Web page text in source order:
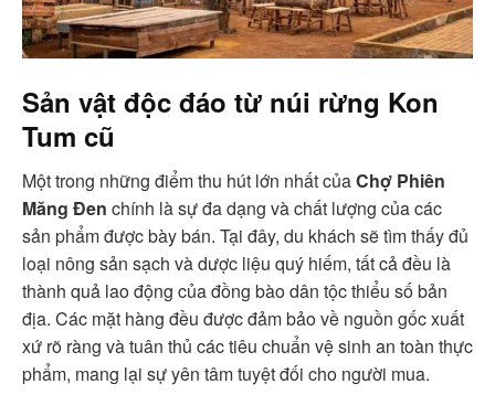
Sản vật độc đáo từ núi rừng Kon
Tum cũ
Một trong những điểm thu hút lớn nhất củaChợ Phiên
Măng Đen chính là sự đa dạng và chất lượng của các
sản phẩm được bày bán. Tại đây, du khách sẽ tìm thấy đủ
loại nông sản sạch và dược liệu quý hiếm, tất cả đều là
thành quả lao động của đồng bào dân tộc thiểu số bản
địa. Các mặt hàng đều được đảm bảo về nguồn gốc xuất
xứ rõ ràng và tuân thủ các tiêu chuẩn vệ sinh an toàn thực
phẩm, mang lại sự yên tâm tuyệt đối cho người mua.